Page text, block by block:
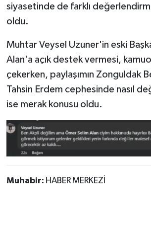
siyasetinde de farklı
oldu.
Muhtar Veysel Uzuner'in eski
Alan'a açık destek vermesi,
çekerken, paylaşımın Zonguldak
Tahsin Erdem cephesinde nasıl
ise merak konusu oldu.
Muhabir: HABER MERKEZİ